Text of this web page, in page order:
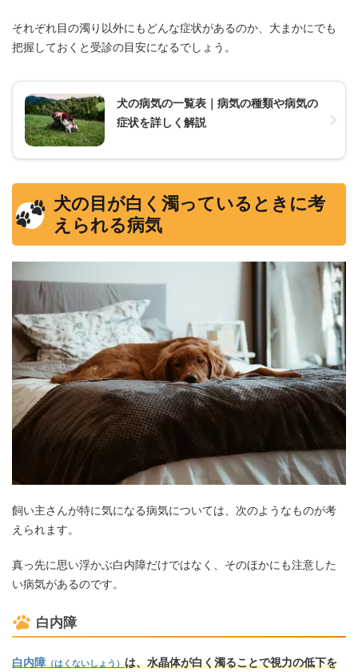
それぞれ目の濁り以外にもどんな症状があるのか、大まかにでも
把握しておくと受診の目安になるでしょう。
犬の病気の一覧表｜病気の種類や病気の
症状を詳しく解説
犬の目が白く濁っているときに考
えられる病気
飼い主さんが特に気になる病気については、次のようなものが考
えられます。
真っ先に思い浮かぶ白内障だけではなく、そのほかにも注意した
い病気があるのです。
白内障
白内障（はくないしょう）は、水晶体が白く濁ることで視力の低下を